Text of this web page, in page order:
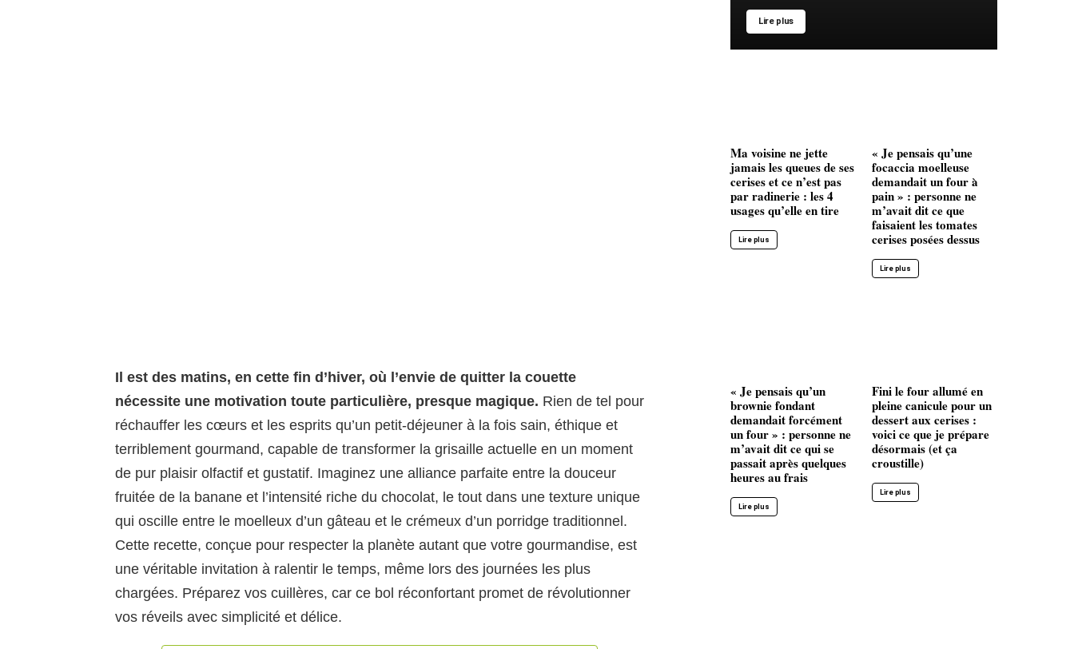
Il est des matins, en cette fin d’hiver, où l’envie de quitter la couette
nécessite une motivation toute particulière, presque magique. Rien de tel pour
réchauffer les cœurs et les esprits qu’un petit-déjeuner à la fois sain, éthique et
terriblement gourmand, capable de transformer la grisaille actuelle en un moment
de pur plaisir olfactif et gustatif. Imaginez une alliance parfaite entre la douceur
fruitée de la banane et l’intensité riche du chocolat, le tout dans une texture unique
qui oscille entre le moelleux d’un gâteau et le crémeux d’un porridge traditionnel.
Cette recette, conçue pour respecter la planète autant que votre gourmandise, est
une véritable invitation à ralentir le temps, même lors des journées les plus
chargées. Préparez vos cuillères, car ce bol réconfortant promet de révolutionner
vos réveils avec simplicité et délice.
Lire plus
Ma voisine ne jette
jamais les queues de ses
cerises et ce n’est pas
par radinerie : les 4
usages qu’elle en tire
Lire plus
« Je pensais qu’une
focaccia moelleuse
demandait un four à
pain » : personne ne
m’avait dit ce que
faisaient les tomates
cerises posées dessus
Lire plus
« Je pensais qu’un
brownie fondant
demandait forcément
un four » : personne ne
m’avait dit ce qui se
passait après quelques
heures au frais
Lire plus
Fini le four allumé en
pleine canicule pour un
dessert aux cerises :
voici ce que je prépare
désormais (et ça
croustille)
Lire plus